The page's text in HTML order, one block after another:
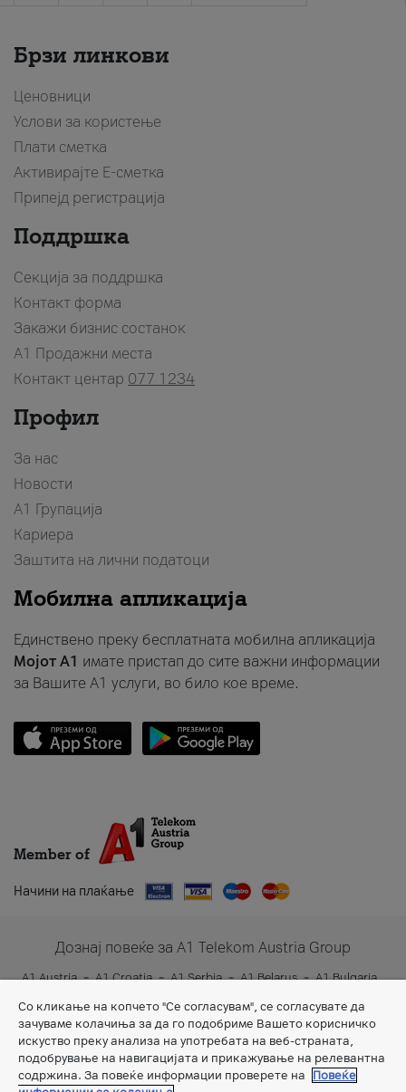
Брзи линкови
Ценовници
Услови за користење
Плати сметка
Активирајте Е-сметка
Припејд регистрација
Поддршка
Секција за поддршка
Контакт форма
Закажи бизнис состанок
A1 Продажни места
Контакт центар 077 1234
Профил
За нас
Новости
А1 Групација
Кариера
Заштита на лични податоци
Мобилна апликација
Единствено преку бесплатната мобилна апликација
Мојот A1 имате пристап до сите важни информации
за Вашите A1 услуги, во било кое време.
Member of
Начини на плаќање
Дознај повеќе за A1 Telekom Austria Group
A1 Austria A1 Croatia A1 Serbia A1 Belarus
A1 Bulgaria
Со кликање на копчето "Се согласувам", се согласувате да
зачуваме колачиња за да го подобриме Вашето корисничко
искуство преку анализа на употребата на веб-страната,
подобрување на навигацијата и прикажување на релевантна
содржина. За повеќе информации проверете на
Повеќе